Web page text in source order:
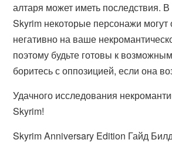
алтаря может иметь последствия.
Skyrim некоторые персонажи могут
негативно на ваше
поэтому будьте готовы к
боритесь с оппозицией, если она
Удачного исследования
Skyrim!
Skyrim Anniversary Edition Гайд